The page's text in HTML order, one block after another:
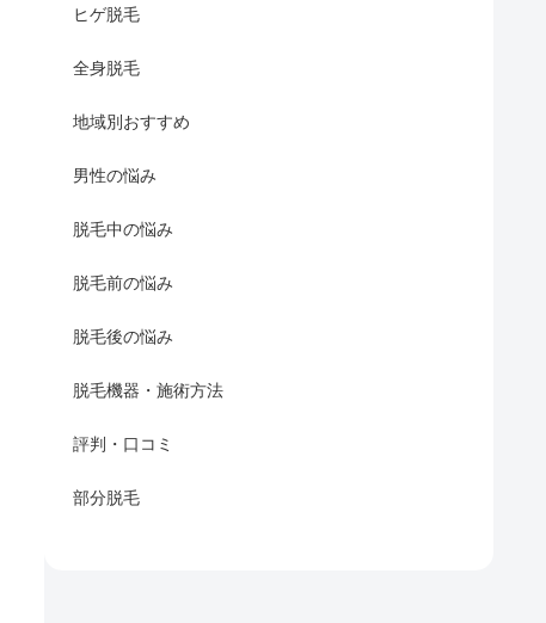
ヒゲ脱毛
全身脱毛
地域別おすすめ
男性の悩み
脱毛中の悩み
脱毛前の悩み
脱毛後の悩み
脱毛機器・施術方法
評判・口コミ
部分脱毛